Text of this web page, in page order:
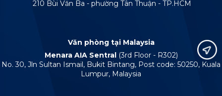
210 Bùi Văn Ba - phường Tân Thuận - TP.HCM
Văn phòng tại Malaysia
Menara AIA Sentral (3rd Floor - R302)
No. 30, Jln Sultan Ismail, Bukit Bintang, Post code: 50250, Kuala
Lumpur, Malaysia